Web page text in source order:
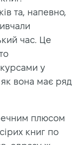
та, напевно,
час. Це
у
як вона має ряд
плюсом
книг по